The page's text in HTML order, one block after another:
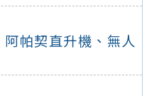
帕契直升機、無人